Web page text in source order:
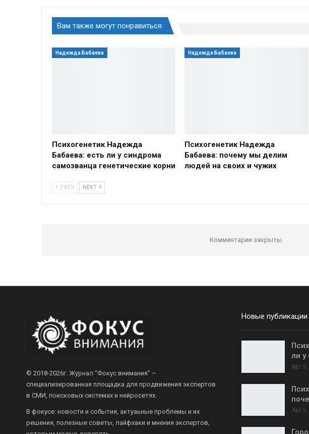
Вам также могут понравиться
Надежда Бабаева
Психогенетик Надежда
Бабаева: есть ли у синдрома
самозванца генетические корни
Надежда Бабаева
Психогенетик Надежда
Бабаева: почему мы делим
людей на своих и чужих
PREV NEXT
Комментарии закрыты.
© 2018-2026г. Журнал “Фокус внимания” –
специализированная площадка для продвижения экспертов
в СМИ, поисковых системах и нейросетях.
В фокусе: новости и события, актуаьные проблемы и их
решения, полезные советы, лайфхаки и мнения экспертов,
Новые публикации
ли у
Авг
Авг